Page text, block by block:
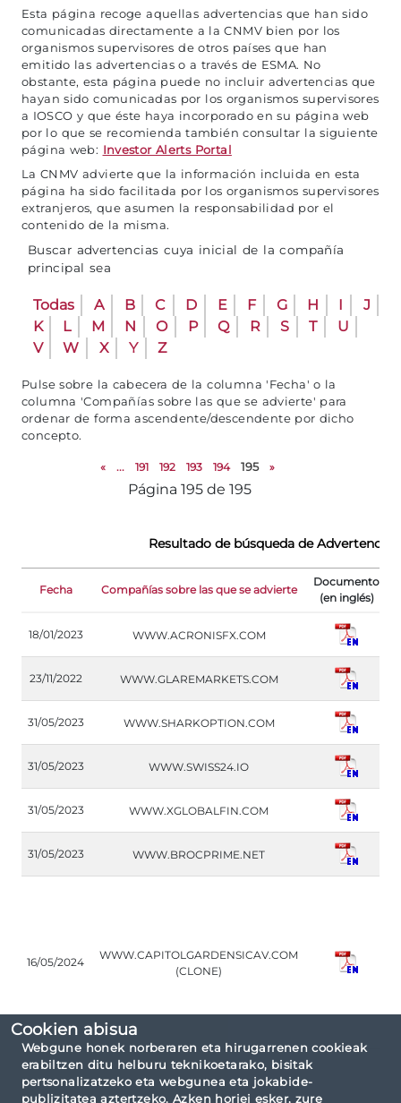
Cookien abisua
Webgune honek norberaren eta hirugarrenen cookieak
erabiltzen ditu helburu teknikoetarako, bisitak
pertsonalizatzeko eta webgunea eta jokabide-
publizitatea aztertzeko. Azken horiei esker, zure
Esta página recoge aquellas advertencias que han sido
comunicadas directamente a la CNMV bien por los
organismos supervisores de otros países que han
emitido las advertencias o a través de ESMA. No
obstante, esta página puede no incluir advertencias que
hayan sido comunicadas por los organismos supervisores
a IOSCO y que éste haya incorporado en su página web
por lo que se recomienda también consultar la siguiente
página web: Investor Alerts Portal
La CNMV advierte que la información incluida en esta
página ha sido facilitada por los organismos supervisores
extranjeros, que asumen la responsabilidad por el
contenido de la misma.
Buscar advertencias cuya inicial de la compañía
principal sea
Todas A B C D E F G H I
J
K
L M N O P Q R S T
U
V
W X Y Z
Pulse sobre la cabecera de la columna 'Fecha' o la
columna 'Compañías sobre las que se advierte' para
ordenar de forma ascendente/descendente por dicho
concepto.
« ... 191 192 193 194 195 »
Página 195 de 195
Resultado de búsqueda de
Fecha Compañías sobre las que se advierte
Documento
(en inglés)
18/01/2023 WWW.ACRONISFX.COM
23/11/2022 WWW.GLAREMARKETS.COM
31/05/2023 WWW.SHARKOPTION.COM
31/05/2023 WWW.SWISS24.IO
31/05/2023 WWW.XGLOBALFIN.COM
31/05/2023 WWW.BROCPRIME.NET
16/05/2024
WWW.CAPITOLGARDENSICAV.COM
(CLONE)